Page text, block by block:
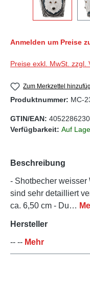
Anmelden um Preise
Preise exkl. MwSt. zzgl.
Zum Merkzettel
Produktnummer: MC-
GTIN/EAN:
Verfügbarkeit: Auf
Beschreibung
- Shotbecher weisser
sind sehr detailliert
ca. 6,50 cm - Du…
Hersteller
-- -- Mehr